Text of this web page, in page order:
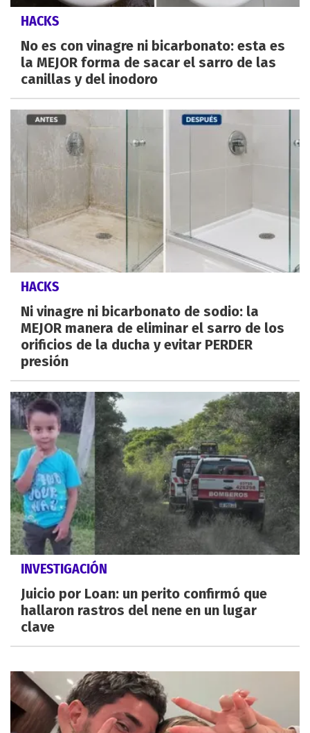
HACKS
No es con vinagre ni bicarbonato: esta es
la MEJOR forma de sacar el sarro de las
canillas y del inodoro
HACKS
Ni vinagre ni bicarbonato de sodio: la
MEJOR manera de eliminar el sarro de los
orificios de la ducha y evitar PERDER
presión
INVESTIGACIÓN
Juicio por Loan: un perito confirmó que
hallaron rastros del nene en un lugar
clave